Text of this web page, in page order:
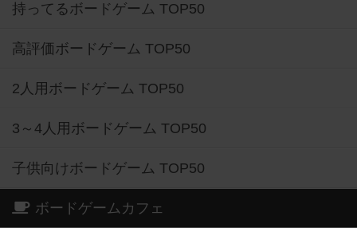
持ってるボードゲーム TOP50
高評価ボードゲーム TOP50
2人用ボードゲーム TOP50
3～4人用ボードゲーム TOP50
子供向けボードゲーム TOP50
ボードゲームカフェ